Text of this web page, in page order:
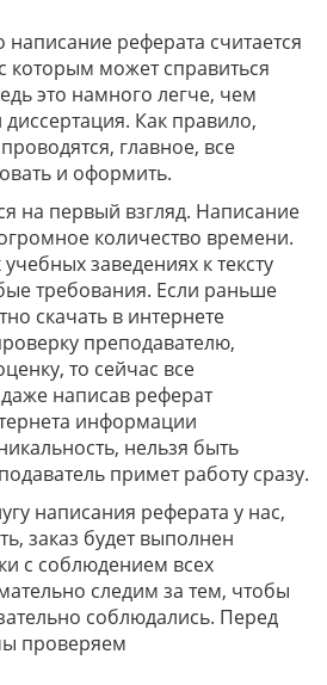
реферата считается
которым может справиться
это намного легче, чем
Как правило,
главное, все
и оформить.
на первый взгляд. Написание
количество времени.
заведениях к тексту
требования. Если раньше
скачать в интернете
преподавателю,
то сейчас все
написав реферат
информации
нельзя быть
примет работу сразу.
написания реферата у нас,
заказ будет выполнен
с соблюдением всех
следим за тем, чтобы
соблюдались. Перед
проверяем